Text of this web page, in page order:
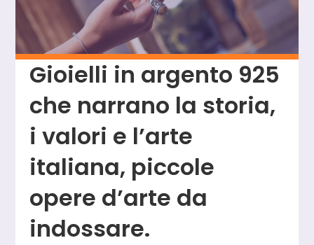
Gioielli in argento 925
che narrano la storia,
i valori e l’arte
italiana, piccole
opere d’arte da
indossare.